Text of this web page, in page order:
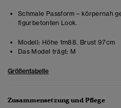
Schmale Passform – körpernah
figurbetonten Look.
Modell: Höhe 1m88. Brust 97cm
Das Model trägt: M
Größentabelle
Zusammensetzung und Pflege